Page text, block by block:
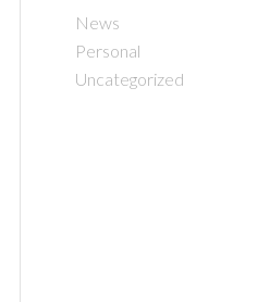
News
Personal
Uncategorized